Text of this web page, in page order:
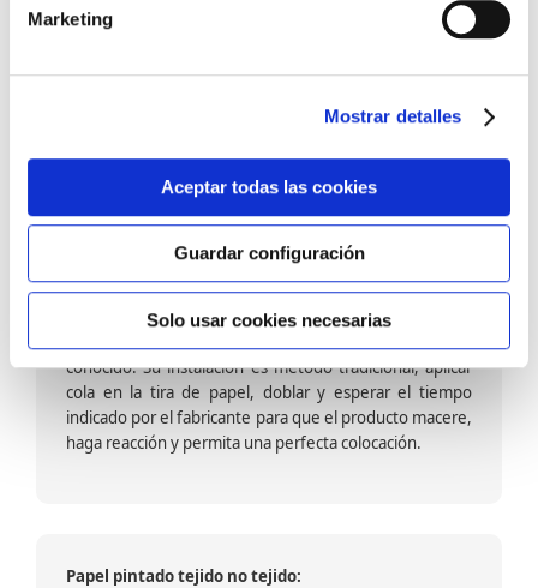
Marketing
Mostrar detalles
Aceptar todas las cookies
Guardar configuración
Solo usar cookies necesarias
barniz multiadherente en base agua. En zonas de
fuegos, se recomienda proteger con placas, silestone,
dado que el frotar en exceso dañaría el papel. Su
colocación es cola en la pared y tira en seco, sin
colocación es fácil rápida y sencilla.
Papel pintado calidad papel:
Formado por una capa de papel sobre un soporte de
conocido. Su instalación es método tradicional, aplicar
cola en la tira de papel, doblar y esperar el tiempo
indicado por el fabricante para que el producto macere,
haga reacción y permita una perfecta colocación.
Papel pintado tejido no tejido: